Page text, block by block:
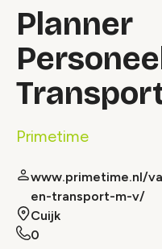
Planner
Primetime
www.primetime.nl/
en-transport-m-v/
Cuijk
0